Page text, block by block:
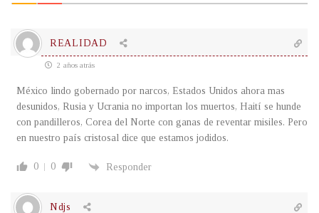
REALIDAD
2 años atrás
México lindo gobernado por narcos, Estados Unidos ahora mas
desunidos, Rusia y Ucrania no importan los muertos, Haití se hunde
con pandilleros, Corea del Norte con ganas de reventar misiles. Pero
en nuestro país cristosal dice que estamos jodidos.
0 0 Responder
Ndjs